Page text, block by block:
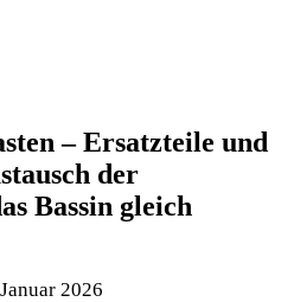
– Ersatzteile und
der
Bassin gleich
2026